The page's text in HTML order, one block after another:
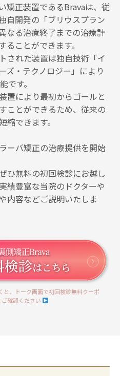
矯正装置であるBravaは、従
自開発の「ブリウスプラン
なる治療終了までの治療計
ことができます。
された装置は独自技術「イ
ズ・テクノロジー」により
です。
置により最初からゴールと
ことができるため、従来の
縮できます。
ーバ矯正の治療提供を開始
ひ無料の初回検診にお越し
績豊富な当院のドクターや
内容などご説明いたしま
、トーク画面で初回検診無料クーポ
確認ください